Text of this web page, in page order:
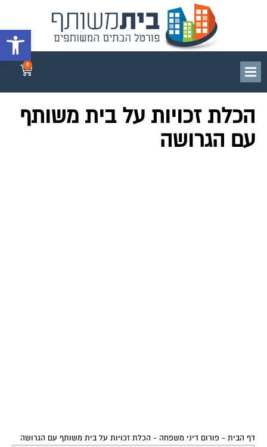
פתח
0
הכלת זכויות על בית משותף
עם הגרושה
דף הבית - פורום דיני משפחה - הכלת זכויות על בית משותף עם הגרושה